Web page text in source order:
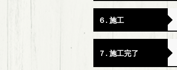
６. 施工
７. 施工完了